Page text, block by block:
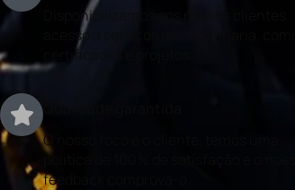
Disponibilizamos aos nossos clientes
acesso a serviços de engenharia, como
certificados e projetos.
O nosso foco é o cliente, temos uma
politica de 100% de satisfação e o nosso
feedback comprova-o.